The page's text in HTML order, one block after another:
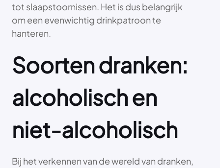
tot slaapstoornissen. Het is dus belangrijk
om een evenwichtig drinkpatroon te
hanteren.
Soorten dranken:
alcoholisch en
niet-alcoholisch
Bij het verkennen van de wereld van dranken,